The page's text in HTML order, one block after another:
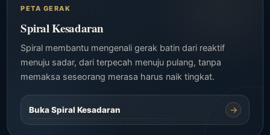
PETA GERAK
Spiral Kesadaran
Spiral membantu mengenali gerak batin dari reaktif
menuju sadar, dari terpecah menuju pulang, tanpa
memaksa seseorang merasa harus naik tingkat.
Buka Spiral Kesadaran →